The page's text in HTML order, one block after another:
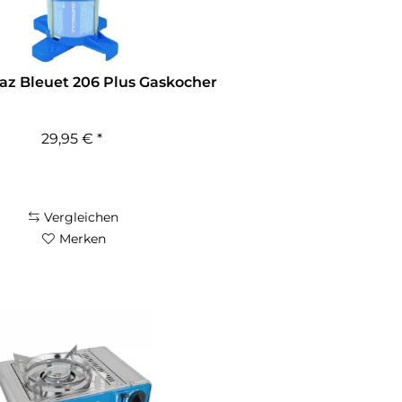
Bleuet 206 Plus Gaskocher
29,95 € *
Vergleichen
Merken